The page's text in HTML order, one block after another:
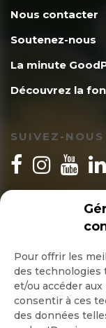
Pour offrir les
des technologies
et/ou accéder
consentir à ces
des données
Nous contacter
Soutenez-nous
La minute
Découvrez la
SUIVEZ-NOUS
INSCRIPTION
Quotidienne
Hebdo